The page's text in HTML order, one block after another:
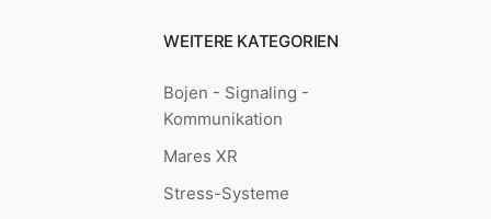
WEITERE KATEGORIEN
Bojen - Signaling -
Kommunikation
Mares XR
Stress-Systeme